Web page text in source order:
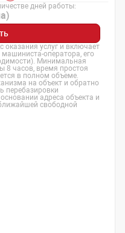
дней работы:
оказания услуг и включает
оператора, его
Минимальная
8 часов, время простоя
в полном объеме.
на объект и обратно
перебазировки
адреса объекта и
свободной